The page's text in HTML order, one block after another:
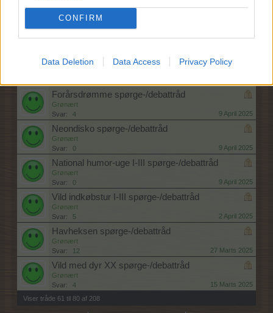
CONFIRM
Data Deletion Data Access Privacy Policy
God jagt 15 spørge-/debattråd
Påskeween spørge-/debattråd
Forårsdrømme spørge-/debattråd
Grønært
Svar:
4 9 April 2025
Neondisko spørge-/debattråd
Grønært
Svar:
0 9 April 2025
National humor-uge I-III spørge-/debattråd
Grønært
Svar:
0 9 April 2025
Vild indkøbstur I-III spørge-/debattråd
Grønært
Svar:
5 2 April 2025
Havheksen spørge-/debattråd
Grønært
Svar:
12 27 Marts 2025
Vild med dyr XX spørge-/debattråd
Grønært
Svar:
4
15 Marts 2025
Viser tråde 61 til 80 af 208